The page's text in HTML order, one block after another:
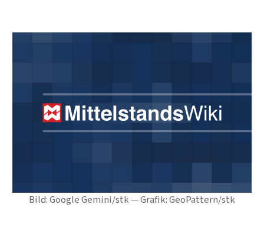
Bild: Google Gemini/stk — Grafik: GeoPattern/stk